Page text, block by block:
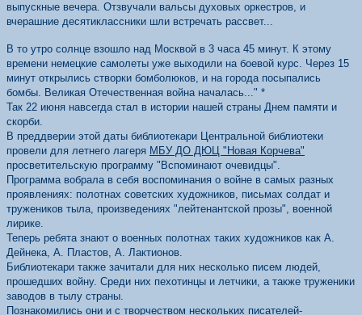
выпускные вечера. Отзвучали вальсы духовых оркестров, и
вчерашние десятиклассники шли встречать рассвет...
В то утро солнце взошло над Москвой в 3 часа 45 минут. К этому
времени немецкие самолеты уже выходили на боевой курс. Через 15
минут открылись створки бомболюков, и на города посыпались
бомбы. Великая Отечественная война началась..." *
Так 22 июня навсегда стал в истории нашей страны Днем памяти и
скорби.
В преддверии этой даты библиотекари Центральной библиотеки
провели для летнего лагеря МБУ ДО ДЮЦ "Новая Корчева"
просветительскую программу "Вспоминают очевидцы".
Программа вобрала в себя воспоминания о войне в самых разных
проявлениях: полотнах советских художников, письмах солдат и
тружеников тыла, произведениях "лейтенантской прозы", военной
лирике.
Теперь ребята знают о военных полотнах таких художников как А.
Дейнека, А. Пластов, А. Лактионов.
Библиотекари также зачитали для них несколько писем людей,
прошедших войну. Среди них пехотинцы и летчики, а также труженики
заводов в тылу страны.
Познакомились они и с творчеством нескольких писателей-